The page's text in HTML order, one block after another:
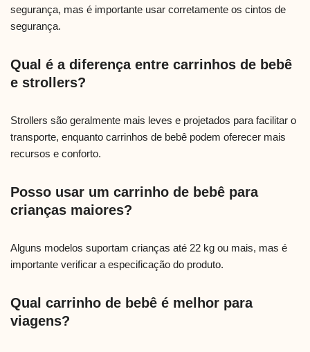
segurança, mas é importante usar corretamente os cintos de
segurança.
Qual é a diferença entre carrinhos de bebê
e strollers?
Strollers são geralmente mais leves e projetados para facilitar o
transporte, enquanto carrinhos de bebê podem oferecer mais
recursos e conforto.
Posso usar um carrinho de bebê para
crianças maiores?
Alguns modelos suportam crianças até 22 kg ou mais, mas é
importante verificar a especificação do produto.
Qual carrinho de bebê é melhor para
viagens?